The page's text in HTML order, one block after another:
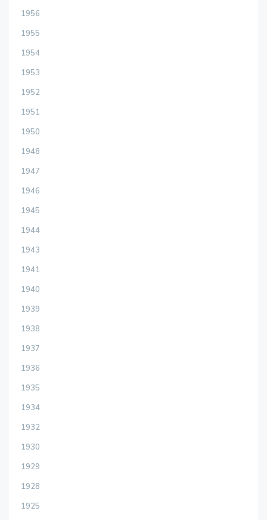
1956
1955
1954
1953
1952
1951
1950
1948
1947
1946
1945
1944
1943
1941
1940
1939
1938
1937
1936
1935
1934
1932
1930
1929
1928
1925